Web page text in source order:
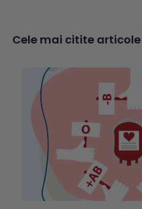
complicații precum
superficială,modificări
varicele?Cum se...
Cele mai citite articole